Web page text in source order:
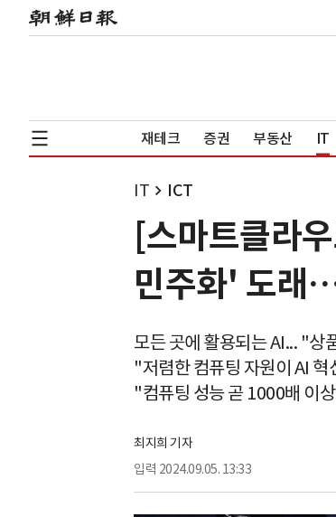
재테크 증권 부동산 IT
IT ICT
[스마트클라
민주화' 도래
모든 곳에 활용되는 AI... "상
"저렴한 컴퓨팅 자원이 AI 혁
"컴퓨팅 성능 곧 1000배 이
최지희 기자
입력 2024.09.05. 13:33